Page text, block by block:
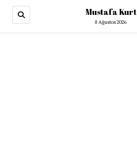
Mustafa Kurt
8 Ağustos 2026